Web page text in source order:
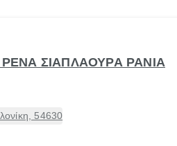
ΣΙΑΠΛΑΟΥΡΑ ΡΑΝΙΑ
54630